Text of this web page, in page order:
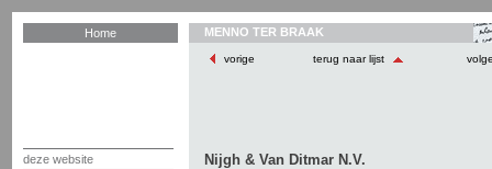
Home
deze website
MENNO TER BRAAK
vorige terug naar lijst
Nijgh & Van Ditmar N.V.